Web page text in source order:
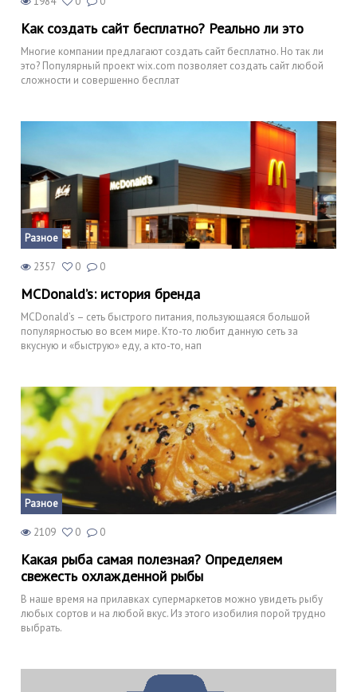
Как создать сайт бесплатно? Реально ли это
Многие компании предлагают создать сайт бесплатно. Но так ли
это? Популярный проект wix.com позволяет создать сайт любой
сложности и совершенно бесплат
Разное
2357 0 0
MCDonald’s: история бренда
MCDonald’s – сеть быстрого питания, пользующаяся большой
популярностью во всем мире. Кто-то любит данную сеть за
вкусную и «быструю» еду, а кто-то, нап
Разное
2109 0 0
Какая рыба самая полезная? Определяем
свежесть охлажденной рыбы
В наше время на прилавках супермаркетов можно увидеть рыбу
любых сортов и на любой вкус. Из этого изобилия порой трудно
выбрать.